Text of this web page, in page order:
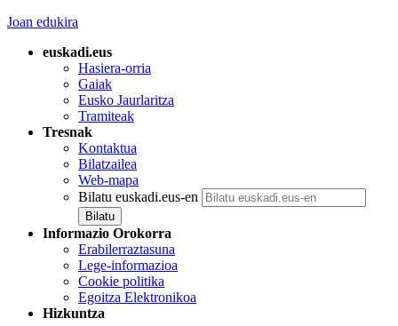
Joan edukira
euskadi.eus
Hasiera-orria
Gaiak
Eusko Jaurlaritza
Tramiteak
Tresnak
Kontaktua
Bilatzailea
Web-mapa
Bilatu euskadi.eus-en
Informazio Orokorra
Erabilerraztasuna
Lege-informazioa
Cookie politika
Egoitza Elektronikoa
Hizkuntza